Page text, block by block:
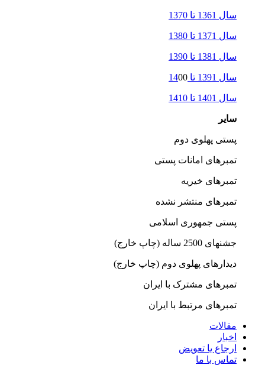
سال 1361 تا 1370
سال 1371 تا 1380
سال 1381 تا 1390
سال 1391 تا 14 00
سال 1401 تا 1410
سایر
پستی پهلوی دوم
تمبرهای امانات پستی
تمبرهای خیریه
تمبرهای منتشر نشده
پستی جمهوری اسلامی
جشنهای 2500 ساله (چاپ خارج)
دیدارهای پهلوی دوم (چاپ خارج)
تمبرهای مشترک با ایران
تمبرهای مرتبط با ایران
مقالات
اخبار
ارجاع یا تعویض
تماس با ما